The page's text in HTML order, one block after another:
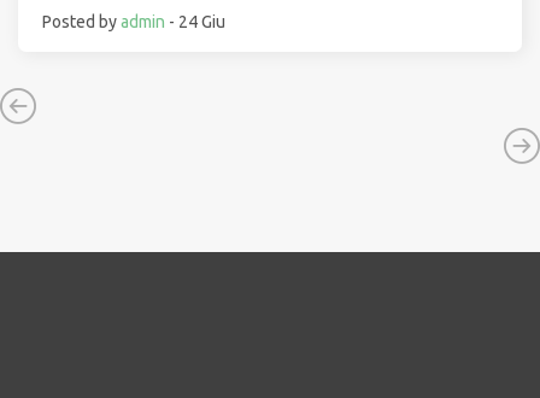
Posted byadmin - 24 Giu